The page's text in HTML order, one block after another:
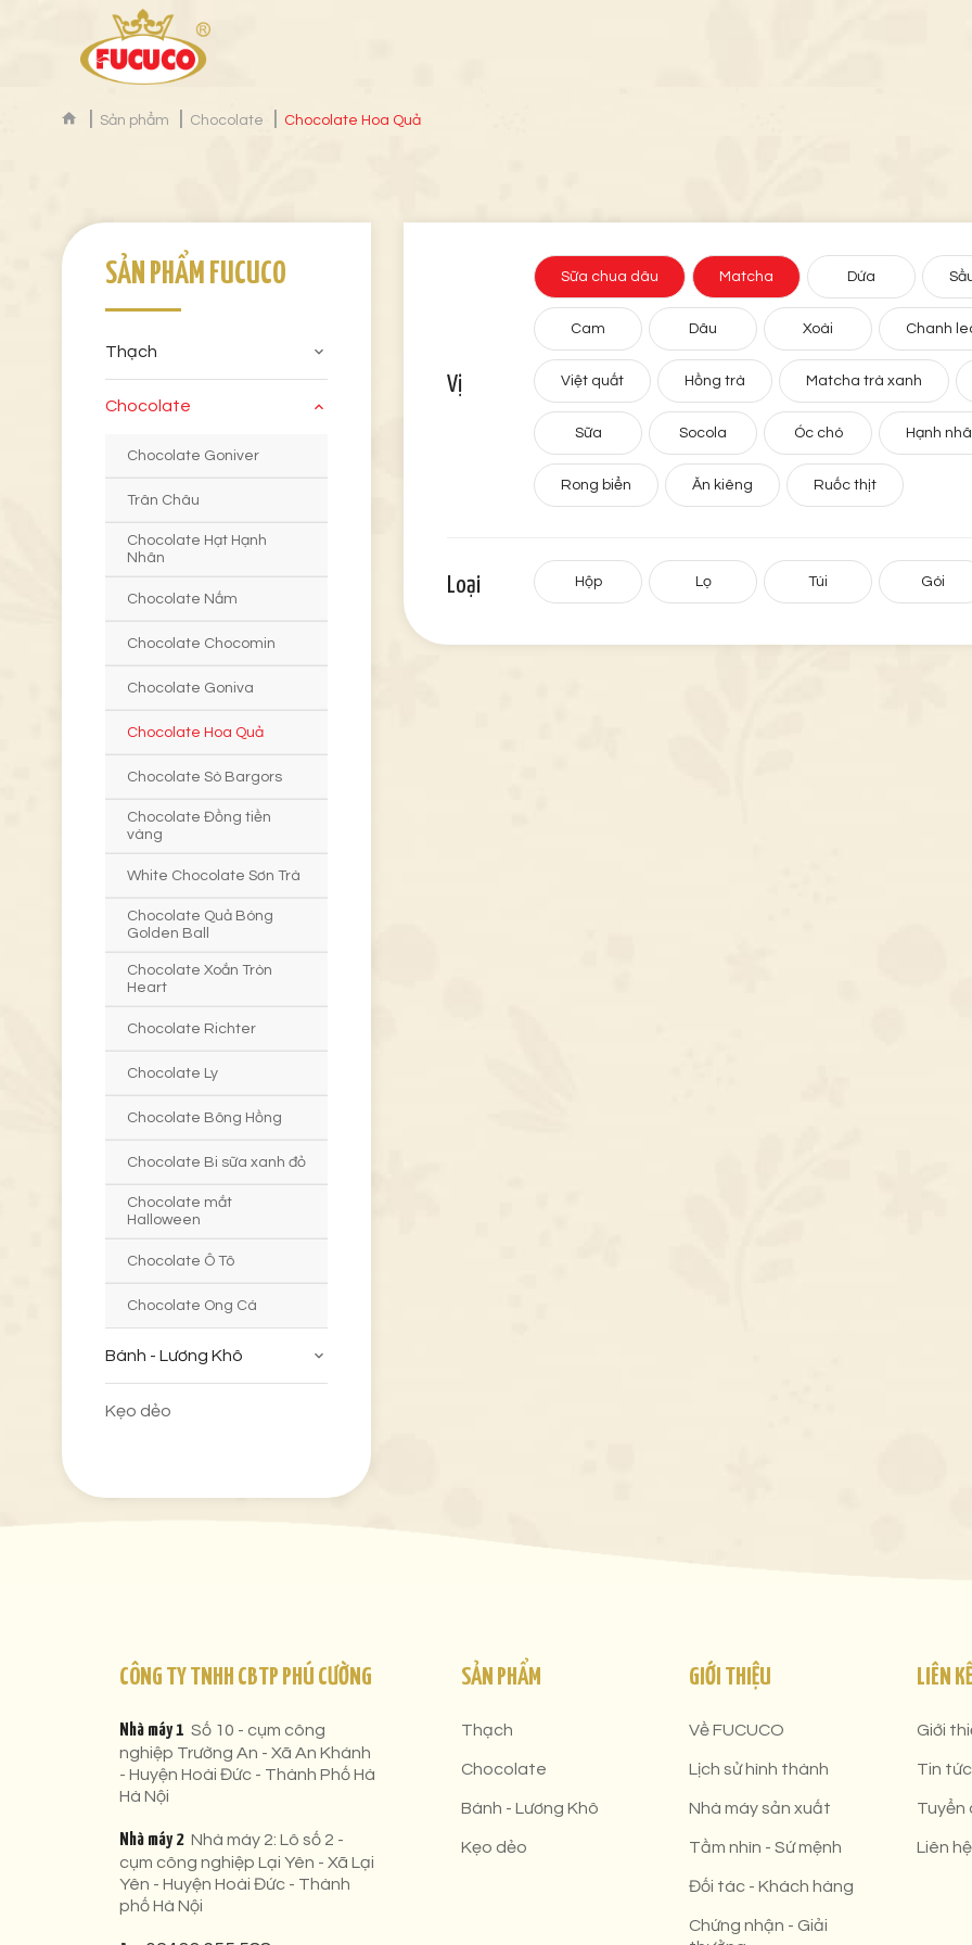
Sản phẩm Chocolate Chocolate Hoa Quả
SẢN PHẨM FUCUCO
Thạch
Chocolate
Chocolate Goniver
Trân Châu
Chocolate Hạt Hạnh
Nhân
Chocolate Nấm
Chocolate Chocomin
Chocolate Goniva
Chocolate Hoa Quả
Chocolate Sò Bargors
Chocolate Đồng tiền
vàng
White Chocolate Sơn Trà
Chocolate Quả Bóng
Golden Ball
Chocolate Xoắn Tròn
Heart
Chocolate Richter
Chocolate Ly
Chocolate Bông Hồng
Chocolate Bi sữa xanh đỏ
Chocolate mắt
Halloween
Chocolate Ô Tô
Chocolate Ong Cá
Bánh - Lương Khô
Kẹo dẻo
Vị
Sữa chua dâu Matcha Dứa
Cam Dâu Xoài Chanh
Việt quất Hồng trà Matcha trà xanh
Sữa Socola Óc chó Hạnh
Rong biển Ăn kiêng Ruốc thịt
Loại Hộp Lọ Túi Gói
CÔNG TY TNHH CBTP PHÚ CƯỜNG
Nhà máy 1 Số 10 - cụm công
nghiệp Trường An - Xã An Khánh
- Huyện Hoài Đức - Thành Phố Hà
Hà Nội
Nhà máy 2 Nhà máy 2: Lô số 2 -
cụm công nghiệp Lại Yên - Xã Lại
Yên - Huyện Hoài Đức - Thành
phố Hà Nội
SẢN PHẨM
Thạch
Chocolate
Bánh - Lương Khô
Kẹo dẻo
GIỚI THIỆU
Về FUCUCO
Lịch sử hình thành
Nhà máy sản xuất
Tầm nhìn - Sứ mệnh
Đối tác - Khách hàng
Chứng nhận - Giải
LIÊN
Giới
Tin tức
Tuyển
Liên hệ